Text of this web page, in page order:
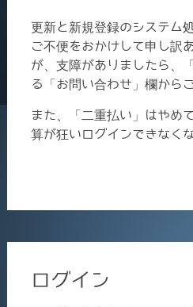
更新と新規登録のシステム
ご不便をおかけして申し訳
が、支障がありましたら、
る「お問い合わせ」欄から
また、「二重払い」はやめ
算が狂いログインできなく
ログイン